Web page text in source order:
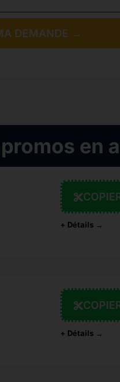
DEMANDE →
en
+ Détails →
+ Détails →